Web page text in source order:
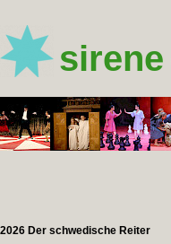
sirene
2026 Der schwedische Reiter